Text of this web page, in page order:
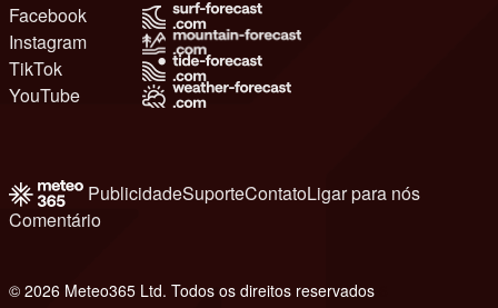
Facebook
Instagram
TikTok
YouTube
PublicidadeSuporteContatoLigar para nós
Comentário
© 2026 Meteo365 Ltd. Todos os direitos reservados